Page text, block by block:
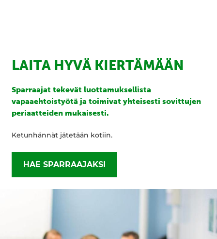
LAITA HYVÄ KIERTÄMÄÄN
Sparraajat tekevät luottamuksellista
vapaaehtoistyötä ja toimivat yhteisesti sovittujen
periaatteiden mukaisesti.
Ketunhännät jätetään kotiin.
HAE SPARRAAJAKSI